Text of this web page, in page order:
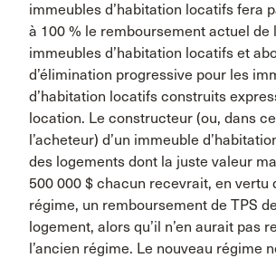
immeubles d’habitation locatifs fera
à 100 % le remboursement actuel de
immeubles d’habitation locatifs et
d’élimination progressive pour les
d’habitation locatifs construits
location. Le constructeur (ou, dans
l’acheteur) d’un immeuble
des logements dont la juste valeur
500 000 $ chacun recevrait, en vertu
régime, un remboursement de TPS
logement, alors qu’il n’en aurait pas
l’ancien régime. Le nouveau régime